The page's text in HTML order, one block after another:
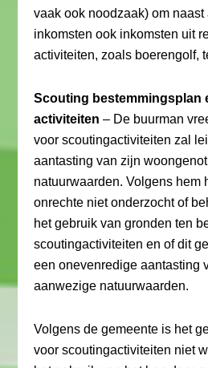
vaak ook noodzaak) om naast
inkomsten ook inkomsten uit
activiteiten, zoals boerengolf,
Scouting bestemmingsplan
activiteiten – De buurman
voor scoutingactiviteiten zal
aantasting van zijn
natuurwaarden. Volgens hem
onrechte niet onderzocht of
het gebruik van gronden ten
scoutingactiviteiten en of dit
een onevenredige aantasting
aanwezige natuurwaarden.
Volgens de gemeente is het
voor scoutingactiviteiten niet